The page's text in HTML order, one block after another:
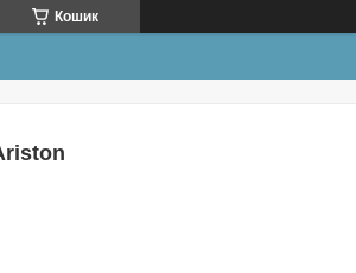
Кошик